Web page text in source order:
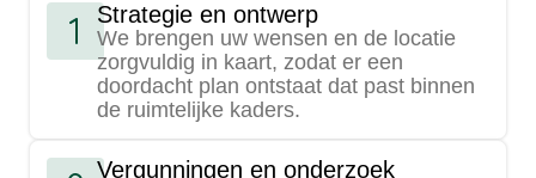
Strategie en ontwerp
We brengen uw wensen en de locatie
zorgvuldig in kaart, zodat er een
doordacht plan ontstaat dat past binnen
de ruimtelijke kaders.
Vergunningen en onderzoek